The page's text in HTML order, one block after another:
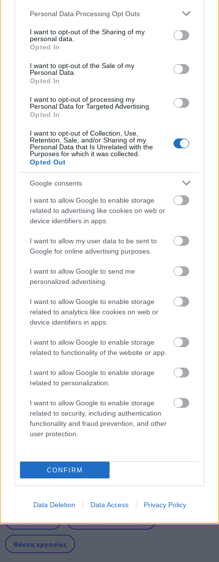
Please note that this website/app uses one or more Google
not limited to your visit or usage behaviour. You may click to
grant or deny consent to Google and its third-party tags to
use your data for below specified purposes in below Google
consent section.
Personal Data Processing Opt Outs
I want to opt-out of the Sharing of my
personal data.
Opted In
I want to opt-out of the Sale of my
Personal Data.
Opted In
I want to opt-out of processing my
Personal Data for Targeted Advertising.
Opted In
I want to opt-out of Collection, Use,
Retention, Sale, and/or Sharing of my
Personal Data that Is Unrelated with the
Purposes for which it was collected.
Opted Out
Google consents
I want to allow Google to enable storage
related to advertising like cookies on web or
device identifiers in apps.
I want to allow my user data to be sent to
Google for online advertising purposes.
I want to allow Google to send me
personalized advertising.
I want to allow Google to enable storage
related to analytics like cookies on web or
device identifiers in apps.
I want to allow Google to enable storage
related to functionality of the website or app.
I want to allow Google to enable storage
related to personalization.
I want to allow Google to enable storage
related to security, including authentication
functionality and fraud prevention, and other
user protection.
CONFIRM
Data Deletion Data Access Privacy Policy
ΑΣΕΠ: Εξ αποστάσεως η πιο Εύκολη
Πιστοποίηση Υπολογιστών σε 2
Μάθε πρώτος όλες τις σημαντικές
ειδήσεις.
Βάλε το proson.gr στα αποτελέσματα
αναζήτησης της Google
Δημοφιλείς Ειδήσεις
ασφαλισμένοι το δικαιούνται
Τι σημαίνει η λέξη «ρίψασπις»
Προσλήψεις σε σχολεία: 1.116 θέσεις
εργασίας με απολυτήριο γυμνασίου
Θέσεις εργασίας